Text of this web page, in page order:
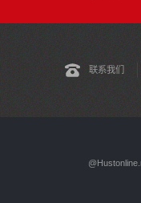
联系我们